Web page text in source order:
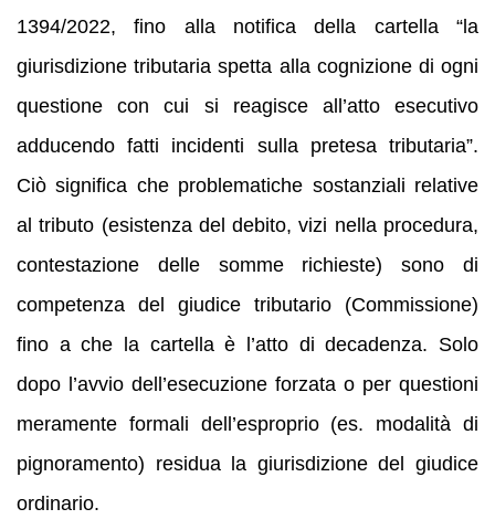
1394/2022, fino alla notifica della cartella “la
giurisdizione tributaria spetta alla cognizione di ogni
questione con cui si reagisce all’atto esecutivo
adducendo fatti incidenti sulla pretesa tributaria”.
Ciò significa che problematiche sostanziali relative
al tributo (esistenza del debito, vizi nella procedura,
contestazione delle somme richieste) sono di
competenza del giudice tributario (Commissione)
fino a che la cartella è l’atto di decadenza. Solo
dopo l’avvio dell’esecuzione forzata o per questioni
meramente formali dell’esproprio (es. modalità di
pignoramento) residua la giurisdizione del giudice
ordinario.